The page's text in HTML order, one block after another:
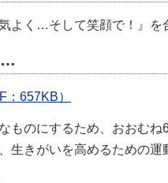
く…そして笑顔で！』を合
…
657KB）
ものにするため、おおむ
生きがいを高めるための運